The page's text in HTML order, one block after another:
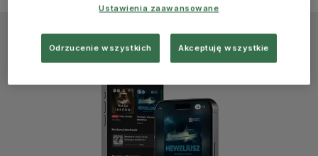
Ustawienia zaawansowane
Odrzucenie wszystkich Akceptuję wszystkie